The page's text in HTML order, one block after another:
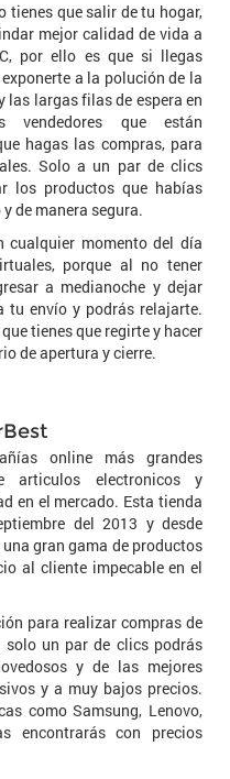
tienes que salir de tu hogar,
mejor calidad de vida a
por ello es que si llegas
a la polución de la
largas filas de espera en
que están
hagas las compras, para
Solo a un par de clics
los productos que habías
de manera segura.
cualquier momento del día
porque al no tener
a medianoche y dejar
envío y podrás relajarte.
tienes que regirte y hacer
de apertura y cierre.
online más grandes
articulos electronicos y
en el mercado. Esta tienda
del 2013 y desde
gran gama de productos
al cliente impecable en el
para realizar compras de
un par de clics podrás
y de las mejores
y a muy bajos precios.
como Samsung, Lenovo,
encontrarás con precios